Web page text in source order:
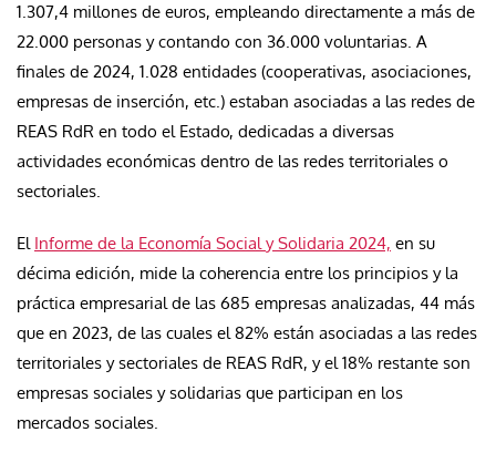
1.307,4 millones de euros, empleando directamente a más de
22.000 personas y contando con 36.000 voluntarias. A
finales de 2024, 1.028 entidades (cooperativas, asociaciones,
empresas de inserción, etc.) estaban asociadas a las redes de
REAS RdR en todo el Estado, dedicadas a diversas
actividades económicas dentro de las redes territoriales o
sectoriales.
El Informe de la Economía Social y Solidaria 2024, en su
décima edición, mide la coherencia entre los principios y la
práctica empresarial de las 685 empresas analizadas, 44 más
que en 2023, de las cuales el 82% están asociadas a las redes
territoriales y sectoriales de REAS RdR, y el 18% restante son
empresas sociales y solidarias que participan en los
mercados sociales.